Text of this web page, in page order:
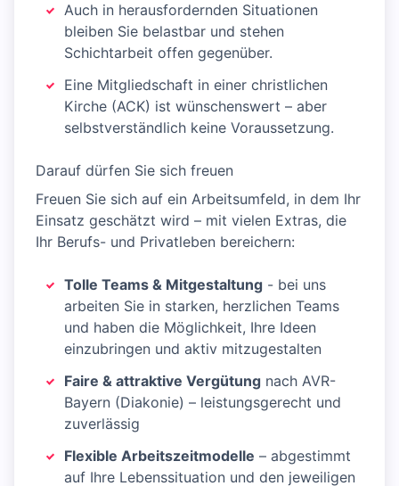
Auch in herausfordernden Situationen
bleiben Sie belastbar und stehen
Schichtarbeit offen gegenüber.
Eine Mitgliedschaft in einer christlichen
Kirche (ACK) ist wünschenswert – aber
selbstverständlich keine Voraussetzung.
Darauf dürfen Sie sich freuen
Freuen Sie sich auf ein Arbeitsumfeld, in dem Ihr
Einsatz geschätzt wird – mit vielen Extras, die
Ihr Berufs- und Privatleben bereichern:
Tolle Teams & Mitgestaltung - bei uns
arbeiten Sie in starken, herzlichen Teams
und haben die Möglichkeit, Ihre Ideen
einzubringen und aktiv mitzugestalten
Faire & attraktive Vergütung nach AVR-
Bayern (Diakonie) – leistungsgerecht und
zuverlässig
Flexible Arbeitszeitmodelle – abgestimmt
auf Ihre Lebenssituation und den jeweiligen